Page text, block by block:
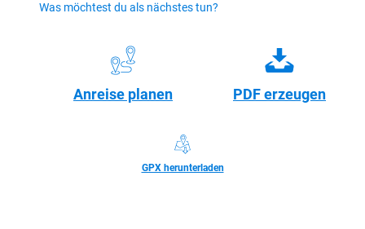
Was möchtest du als nächstes tun?
Anreise planen PDF erzeugen
GPX herunterladen